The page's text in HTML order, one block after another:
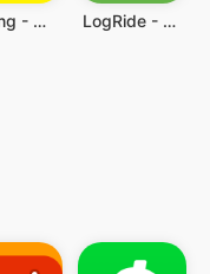
Vueling - Cheap Flights LogRide - Theme Park Database